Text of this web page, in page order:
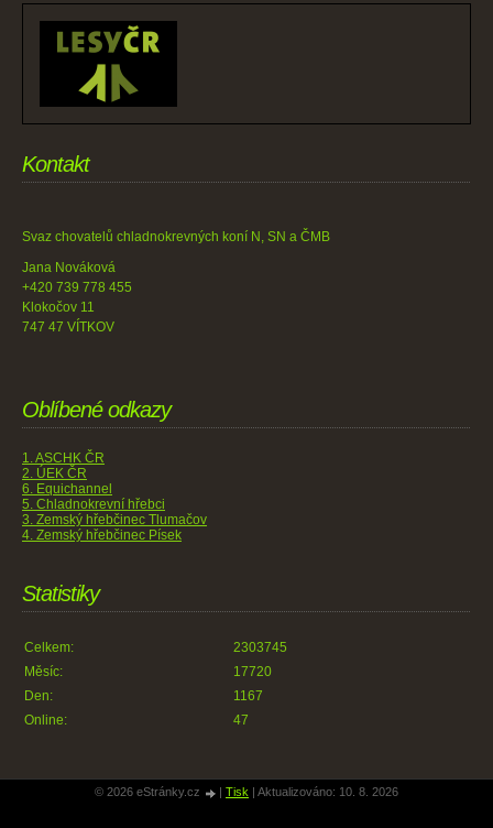
Kontakt
Svaz chovatelů chladnokrevných koní N, SN a ČMB
Jana Nováková
+420 739 778 455
Klokočov 11
747 47 VÍTKOV
Oblíbené odkazy
1. ASCHK ČR
2. ÚEK ČR
6. Equichannel
5. Chladnokrevní hřebci
3. Zemský hřebčinec Tlumačov
4. Zemský hřebčinec Písek
Statistiky
Online: 47
Celkem:
2303745
Měsíc:
17720
Den:
1167
© 2026 eStránky.cz | Tisk | Aktualizováno: 10. 8. 2026